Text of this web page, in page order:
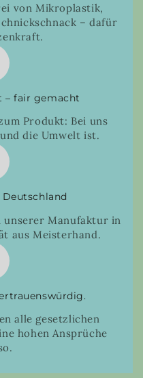
von Mikroplastik,
– dafür
– fair gemacht
Produkt: Bei uns
die Umwelt ist.
Manufaktur in
aus Meisterhand.
alle gesetzlichen
hohen Ansprüche